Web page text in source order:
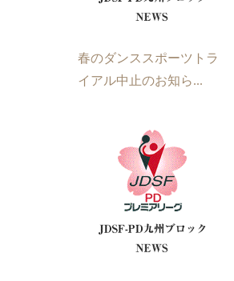
春のダンススポーツトラ
イアル中止のお知ら...